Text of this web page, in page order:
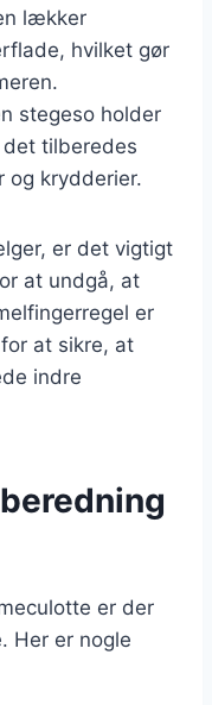
lækker
hvilket gør
stegeso holder
tilberedes
og krydderier.
er det vigtigt
at undgå, at
er
at sikre, at
indre
er der
Her er nogle